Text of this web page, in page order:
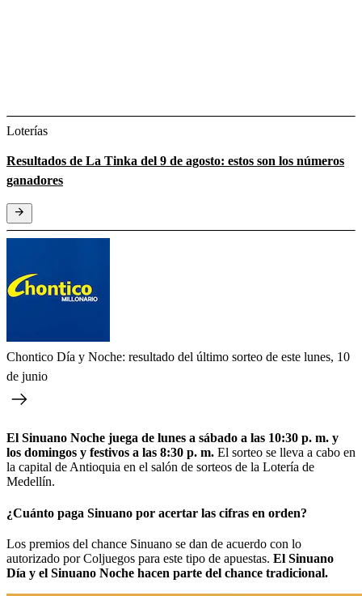
Loterías
Resultados de La Tinka del 9 de agosto: estos son los números
ganadores
Chontico Día y Noche: resultado del último sorteo de este lunes, 10
de junio
El Sinuano Noche juega de lunes a sábado a las 10:30 p. m. y
los domingos y festivos a las 8:30 p. m. El sorteo se lleva a cabo en
la capital de Antioquia en el salón de sorteos de la Lotería de
Medellín.
¿Cuánto paga Sinuano por acertar las cifras en orden?
Los premios del chance Sinuano se dan de acuerdo con lo
autorizado por Coljuegos para este tipo de apuestas. El Sinuano
Día y el Sinuano Noche hacen parte del chance tradicional.